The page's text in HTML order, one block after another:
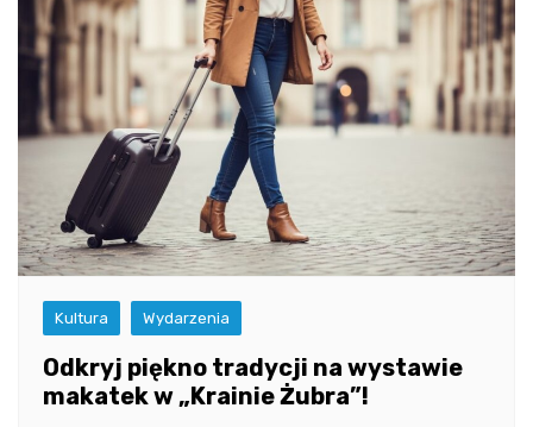
Kultura Wydarzenia
Odkryj piękno tradycji na wystawie
makatek w „Krainie Żubra”!